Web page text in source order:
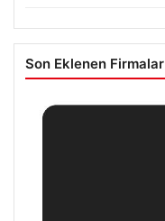
Son Eklenen Firmalar